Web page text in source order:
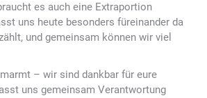
es auch eine Extraportion
uns heute besonders füreinander da
und gemeinsam können wir viel
– wir sind dankbar für eure
uns gemeinsam Verantwortung